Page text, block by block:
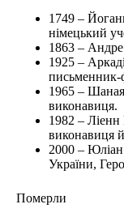
1749 –
німецький
1863 –
1925 –
письменник-
1965 – Шаная
виконавиця.
1982 – Ліенн
виконавиця
2000 –
України,
Померли